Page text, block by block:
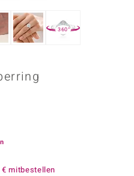
360°
mitbestellen